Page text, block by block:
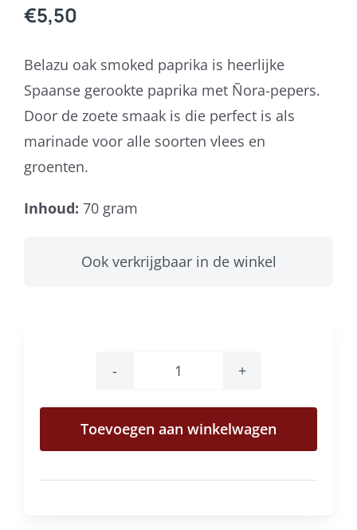
€5,50
Belazu oak smoked paprika is heerlijke
Spaanse gerookte paprika met Ñora-pepers.
Door de zoete smaak is die perfect is als
marinade voor alle soorten vlees en
groenten.
Inhoud: 70 gram
Ook verkrijgbaar in de winkel
Belazu
gerookt
paprikapoeder
aantal
Toevoegen aan winkelwagen